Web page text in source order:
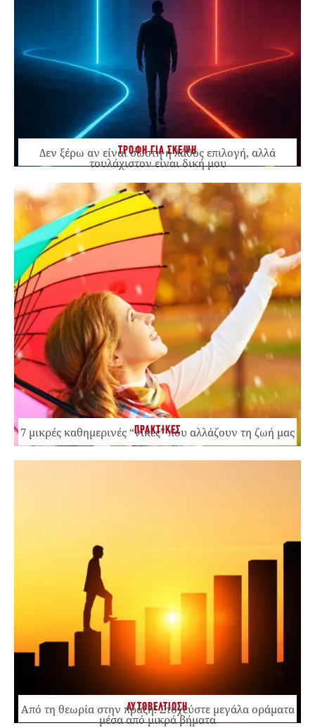
ΤΡΟΦΗ ΓΙΑ ΣΚΕΨΗ
Δεν ξέρω αν είναι σωστή ή λάθος επιλογή, αλλά
τουλάχιστον είναι δική μου
ΠΡΑΚΤΙΚΕΣ
7 μικρές καθημερινές “νίκες” που αλλάζουν τη ζωή μας
ΑΥΤΟΒΕΛΤΙΩΣΗ
Από τη θεωρία στην πράξη: Στοχεύστε μεγάλα οράματα
μέσα από μικρά βήματα